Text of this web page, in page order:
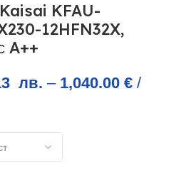
KFAU-
12HFN32X,
A++
лв. – 1,040.00 € /